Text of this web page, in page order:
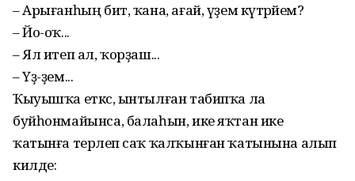
– Арығанһың бит, ҡана, ағай, үҙем күтәрәйем?
– Йо-оҡ...
– Ял итеп ал, ҡорҙаш...
– Үҙ-ҙем...
Ҡыуышҡа еткәс, ынтылған табипҡа ла
буйһонмайынса, балаһын, ике яҡтан ике
ҡатынға терәлеп саҡ ҡалҡынған ҡатынына алып
килде: